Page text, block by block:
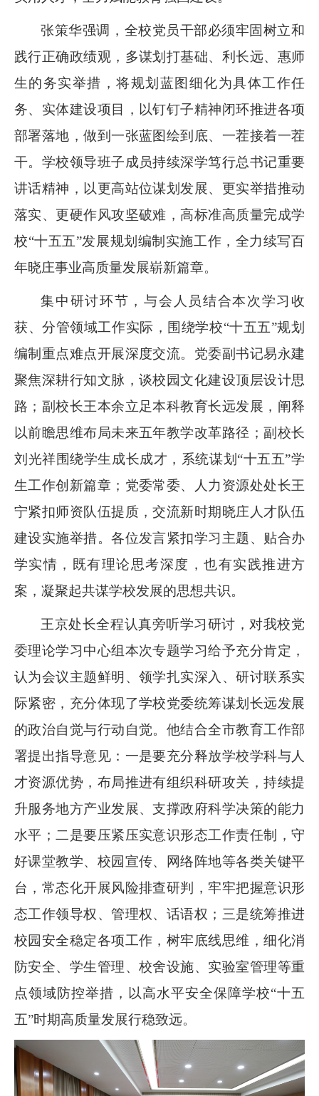
张策华强调，全校党员干部必须牢固树立和
践行正确政绩观，多谋划打基础、利长远、惠师
生的务实举措，将规划蓝图细化为具体工作任
务、实体建设项目，以钉钉子精神闭环推进各项
部署落地，做到一张蓝图绘到底、一茬接着一茬
干。学校领导班子成员持续深学笃行总书记重要
讲话精神，以更高站位谋划发展、更实举措推动
落实、更硬作风攻坚破难，高标准高质量完成学
校“十五五”发展规划编制实施工作，全力续写百
年晓庄事业高质量发展崭新篇章。
集中研讨环节，与会人员结合本次学习收
获、分管领域工作实际，围绕学校“十五五”规划
编制重点难点开展深度交流。党委副书记易永建
聚焦深耕行知文脉，谈校园文化建设顶层设计思
路；副校长王本余立足本科教育长远发展，阐释
以前瞻思维布局未来五年教学改革路径；副校长
刘光祥围绕学生成长成才，系统谋划“十五五”学
生工作创新篇章；党委常委、人力资源处处长王
宁紧扣师资队伍提质，交流新时期晓庄人才队伍
建设实施举措。各位发言紧扣学习主题、贴合办
学实情，既有理论思考深度，也有实践推进方
案，凝聚起共谋学校发展的思想共识。
王京处长全程认真旁听学习研讨，对我校党
委理论学习中心组本次专题学习给予充分肯定，
认为会议主题鲜明、领学扎实深入、研讨联系实
际紧密，充分体现了学校党委统筹谋划长远发展
的政治自觉与行动自觉。他结合全市教育工作部
署提出指导意见：一是要充分释放学校学科与人
才资源优势，布局推进有组织科研攻关，持续提
升服务地方产业发展、支撑政府科学决策的能力
水平；二是要压紧压实意识形态工作责任制，守
好课堂教学、校园宣传、网络阵地等各类关键平
台，常态化开展风险排查研判，牢牢把握意识形
态工作领导权、管理权、话语权；三是统筹推进
校园安全稳定各项工作，树牢底线思维，细化消
防安全、学生管理、校舍设施、实验室管理等重
点领域防控举措，以高水平安全保障学校“十五
五”时期高质量发展行稳致远。